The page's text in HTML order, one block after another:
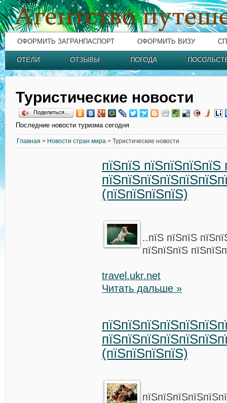
ОФОРМИТЬ ЗАГРАНПАСПОРТ ОФОРМИТЬ ВИЗУ
ОТЕЛИ ОТЗЫВЫ ПОГОДА
Туристические новости
Поделиться…
Последние новости туризма сегодня
Главная > Новости стран мира > Туристические новости
пїЅпїЅ пїЅпїЅпїЅпїЅ
(пїЅпїЅпїЅпїЅ)
..пїЅ пїЅпїЅ
пїЅпїЅпїЅ
travel.ukr.net
Читать дальше »
(пїЅпїЅпїЅпїЅ)